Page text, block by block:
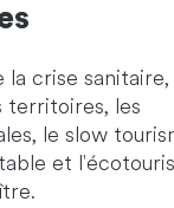
la crise sanitaire,
territoires, les
le slow
et